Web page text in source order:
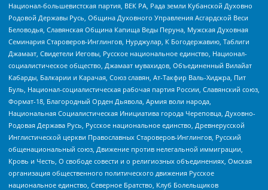
Национал-большевистская партия, ВЕК РА, Рада земли Кубанской Духовно
Родовой Державы Русь, Община Духовного Управления Асгардской Веси
Беловодья, Славянская Община Капища Веды Перуна, Мужская Духовная
Семинария Староверов-Инглингов, Нурджулар, К Богодержавию, Таблиги
Джамаат, Свидетели Иеговы, Русское национальное единство, Национал-
социалистическое общество, Джамаат мувахидов, Объединенный Вилайат
Кабарды, Балкарии и Карачая, Союз славян, Ат-Такфир Валь-Хиджра, Пит
Буль, Национал-социалистическая рабочая партия России, Славянский союз,
Формат-18, Благородный Орден Дьявола, Армия воли народа,
Национальная Социалистическая Инициатива города Череповца, Духовно-
Родовая Держава Русь, Русское национальное единство, Древнерусской
Инглистической церкви Православных Староверов-Инглингов, Русский
общенациональный союз, Движение против нелегальной иммиграции,
Кровь и Честь, О свободе совести и о религиозных объединениях, Омская
организация общественного политического движения Русское
национальное единство, Северное Братство, Клуб Болельщиков